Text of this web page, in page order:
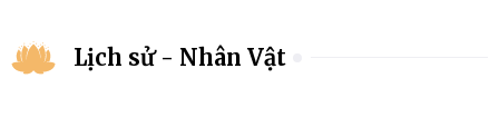
Lịch sử - Nhân Vật